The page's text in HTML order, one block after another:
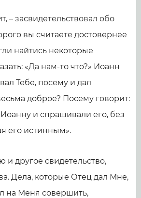
– засвидетельствовал обо
вы считаете достовернее
найтись некоторые
«Да нам-то что?» Иоанн
Тебе, посему и дал
доброе? Посему говорит:
и спрашивали его, без
его истинным».
другое свидетельство,
Дела, которые Отец дал Мне,
на Меня совершить,